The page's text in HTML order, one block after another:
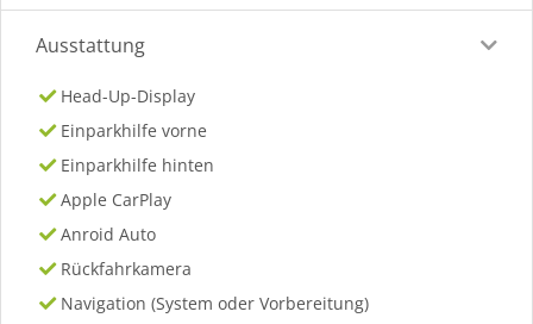
Ausstattung
Head-Up-Display
Einparkhilfe vorne
Einparkhilfe hinten
Apple CarPlay
Anroid Auto
Rückfahrkamera
Navigation (System oder Vorbereitung)